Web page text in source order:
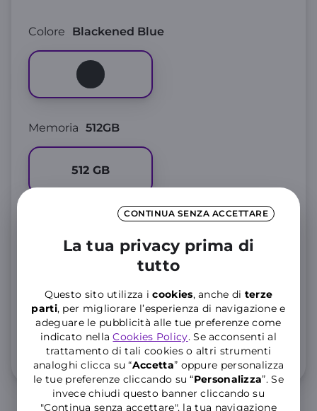
CONTINUA SENZA ACCETTARE
La tua privacy prima di
tutto
Questo sito utilizza icookies, anche di terze
parti, per migliorare l’esperienza di navigazione e
adeguare le pubblicità alle tue preferenze come
indicato nellaCookies Policy. Se acconsenti al
trattamento di tali cookies o altri strumenti
analoghi clicca su “Accetta” oppure personalizza
le tue preferenze cliccando su “Personalizza”. Se
invece chiudi questo banner cliccando su
"Continua senza accettare", la tua navigazione
Memoria 512GB
512 GB
Colore Blackened Blue
Anticipo Zero, Tan4,10% Taeg4,17%
Importo totale del credito1.607,90€. Totale dovuto
1.711,44€
Dettaglio costi